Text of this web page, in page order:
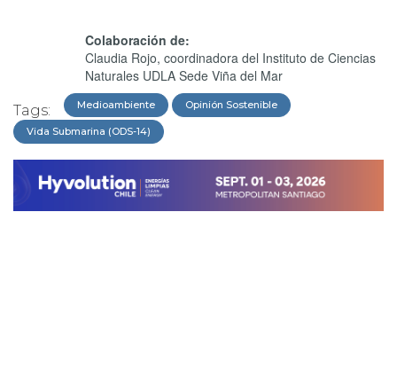
Colaboración de:
Claudia Rojo, coordinadora del Instituto de Ciencias
Naturales UDLA Sede Viña del Mar
Tags: Medioambiente Opinión Sostenible
Vida Submarina (ODS-14)